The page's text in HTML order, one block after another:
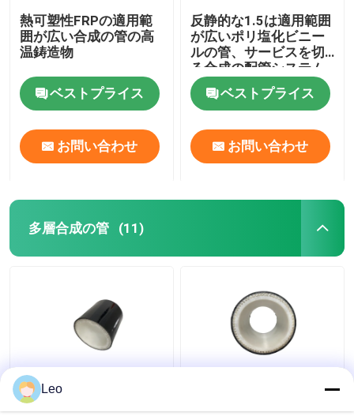
熱可塑性FRPの適用範
囲が広い合成の管の高
温鋳造物
ベストプライス
お問い合わせ
反静的な1.5は適用範囲
が広いポリ塩化ビニー
ルの管、サービスを切
る合成の配管システム
をじりじり動かす
ベストプライス
お問い合わせ
多層合成の管 (11)
高められた多層合成の
管32mpa反静的なポリ
滑らかな表面の多層の
Leo